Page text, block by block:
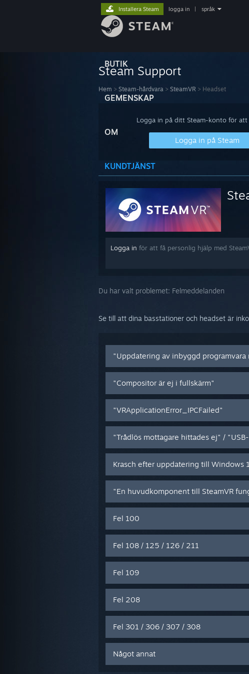
BUTIK
GEMENSKAP
OM
KUNDTJÄNST
Installera Steam logga in språk
Steam Support
Hem > Steam-hårdvara > SteamVR > Headset
Logga in på ditt Steam-konto för
Logga in på Steam
Logga in för att få personlig hjälp med
Du har valt problemet: Felmeddelanden
Se till att dina basstationer och headset är
"Uppdatering av inbyggd programvara
"Compositor är ej i fullskärm"
"VRApplicationError_IPCFailed"
"Trådlös mottagare hittades ej" /
Krasch efter uppdatering till Windows
"En huvudkomponent till SteamVR
Fel 100
Fel 108 / 125 / 126 / 211
Fel 109
Fel 208
Fel 301 / 306 / 307 / 308
Något annat